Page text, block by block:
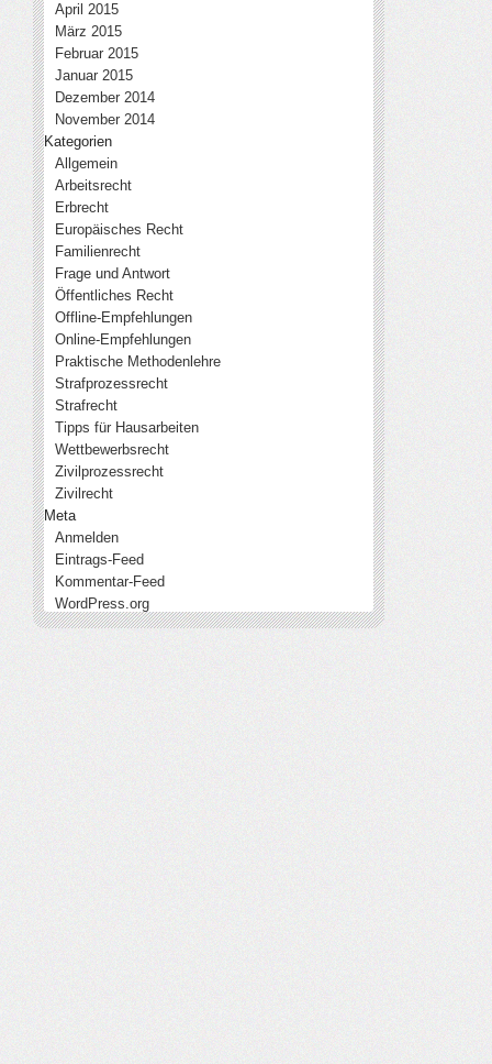
April 2015
März 2015
Februar 2015
Januar 2015
Dezember 2014
November 2014
Kategorien
Allgemein
Arbeitsrecht
Erbrecht
Europäisches Recht
Familienrecht
Frage und Antwort
Öffentliches Recht
Offline-Empfehlungen
Online-Empfehlungen
Praktische Methodenlehre
Strafprozessrecht
Strafrecht
Tipps für Hausarbeiten
Wettbewerbsrecht
Zivilprozessrecht
Zivilrecht
Meta
Anmelden
Eintrags-Feed
Kommentar-Feed
WordPress.org